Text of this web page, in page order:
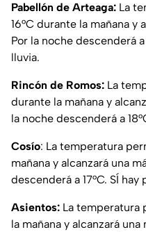
Pabellón de Arteaga: La
16°C durante la mañana y
Por la noche descenderá
lluvia.
Rincón de Romos: La
durante la mañana y
la noche descenderá a
Cosío: La temperatura
mañana y alcanzará una
descenderá a 17°C. SÍ
Asientos: La temperatura
la mañana y alcanzará